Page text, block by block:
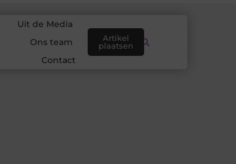
Uit de Media
Ons team
Contact
Artikel
plaatsen